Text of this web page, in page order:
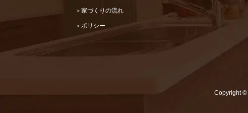
＞家づくりの流れ
＞ポリシー
Copyright ©